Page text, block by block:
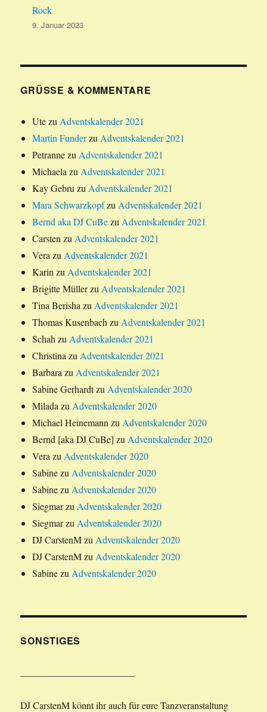
Rock
9. Januar 2023
GRÜSSE & KOMMENTARE
Utezu Adventskalender 2021
Martin Funderzu Adventskalender 2021
Petrannezu Adventskalender 2021
Michaela zu Adventskalender 2021
Kay Gebru zu Adventskalender 2021
Mara Schwarzkopfzu Adventskalender 2021
Bernd aka DJ CuBezu Adventskalender 2021
Carsten zu Adventskalender 2021
Vera zu Adventskalender 2021
Karin zu Adventskalender 2021
Brigitte Müllerzu Adventskalender 2021
Tina Berisha zu Adventskalender 2021
Thomas Kusenbach zu Adventskalender 2021
Schah zu Adventskalender 2021
Christina zu Adventskalender 2021
Barbara zu Adventskalender 2021
Sabine Gerhardtzu Adventskalender 2020
Milada zu Adventskalender 2020
Michael Heinemann zu Adventskalender 2020
Bernd [aka DJ CuBe] zu Adventskalender 2020
Vera zu Adventskalender 2020
Sabinezu Adventskalender 2020
Sabinezu Adventskalender 2020
Siegmarzu Adventskalender 2020
Siegmarzu Adventskalender 2020
DJ CarstenMzu Adventskalender 2020
DJ CarstenMzu Adventskalender 2020
Sabinezu Adventskalender 2020
SONSTIGES
DJ CarstenM könnt ihr auch für eure Tanzveranstaltung